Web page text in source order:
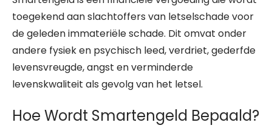
toegekend aan slachtoffers van letselschade voor
de geleden immateriële schade. Dit omvat onder
andere fysiek en psychisch leed, verdriet, gederfde
levensvreugde, angst en verminderde
levenskwaliteit als gevolg van het letsel.
Hoe Wordt Smartengeld Bepaald?